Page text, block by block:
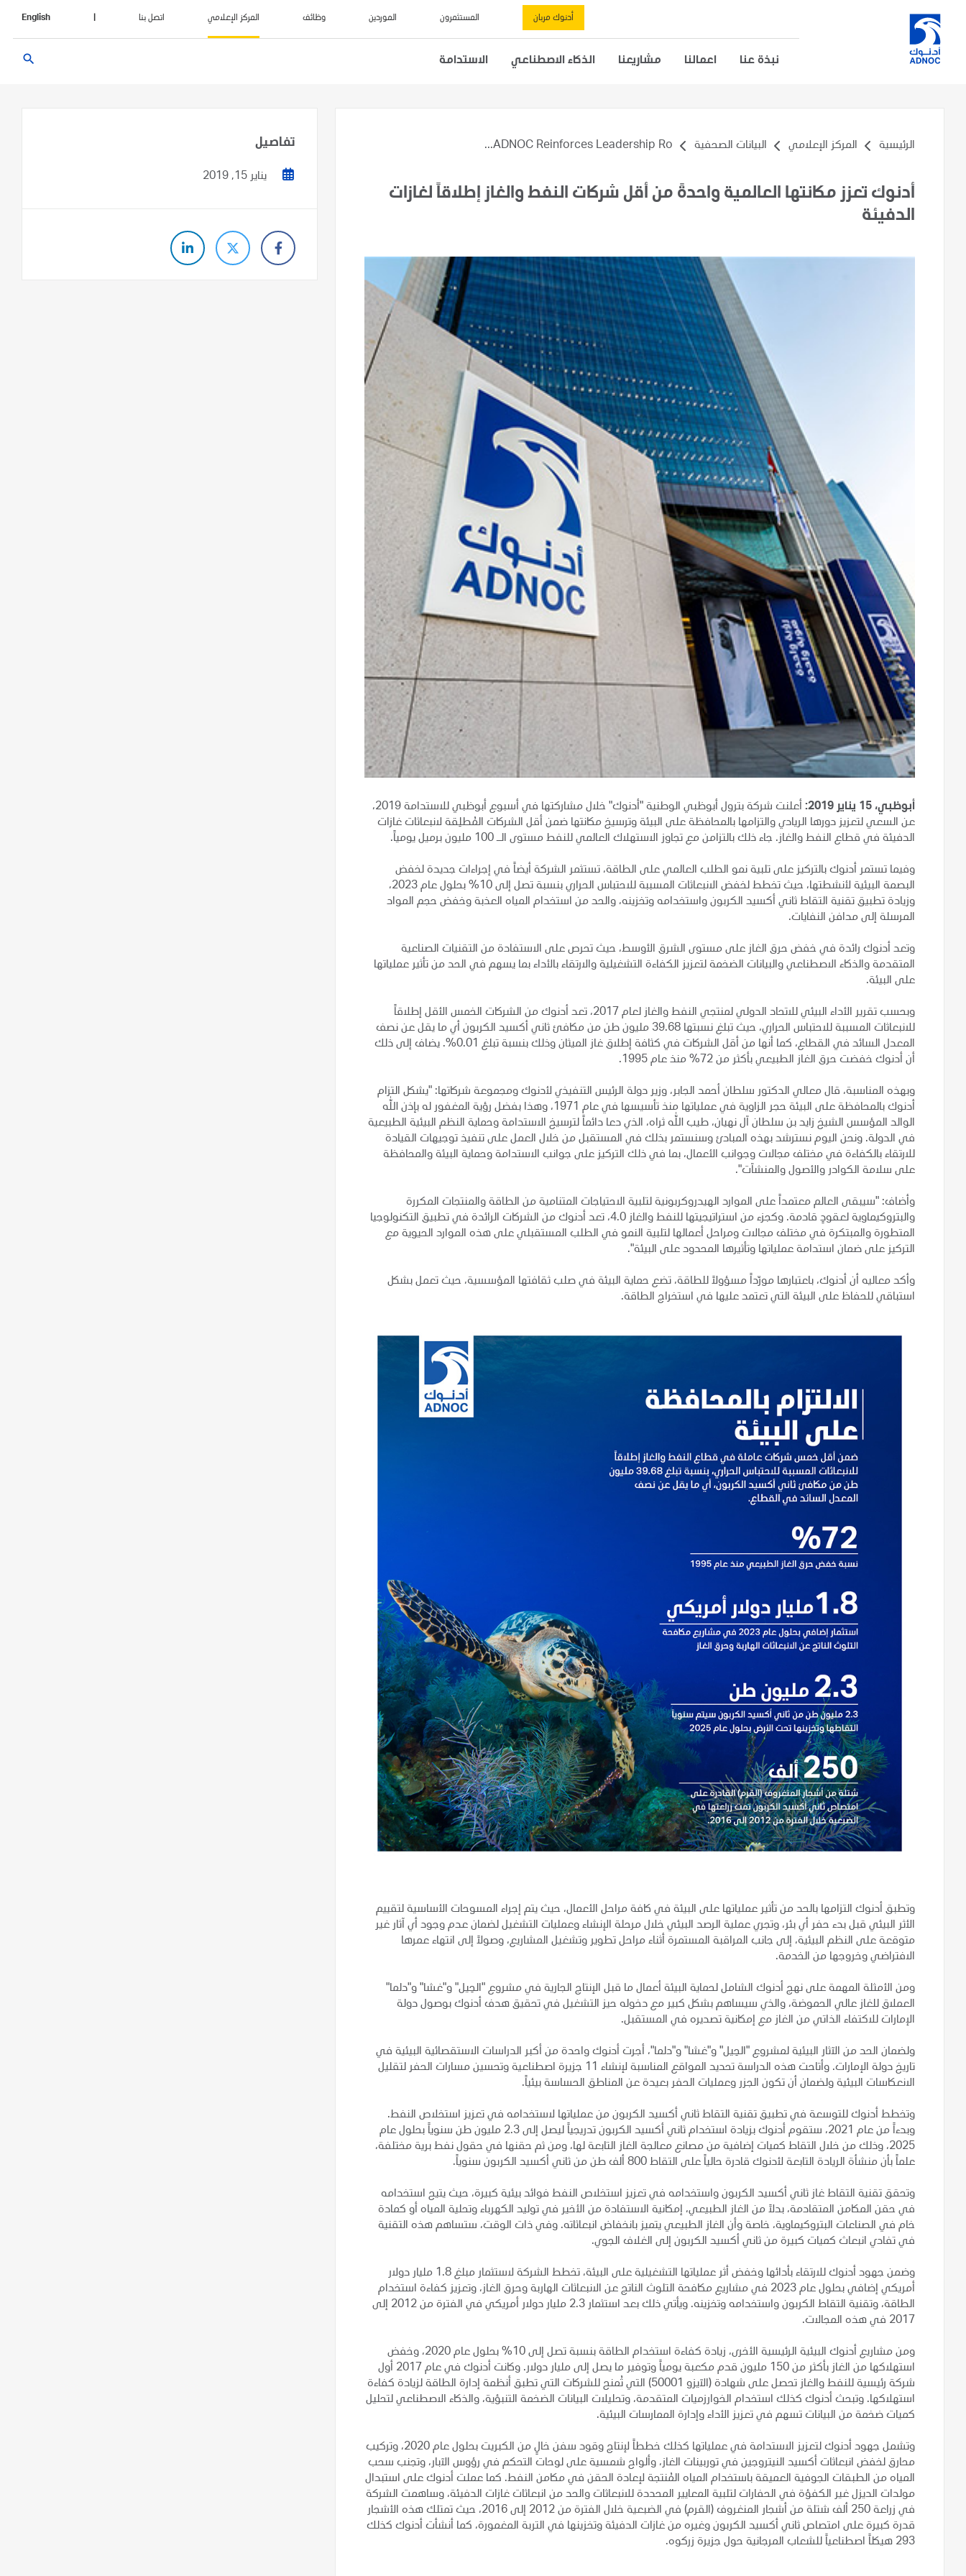
أدنوك مربان المستثمرون الموردين وظائف المركز الإعلامي اتصل بنا English
نبذة عنا اعمالنا مشاريعنا الذكاء الاصطناعي الاستدامة search
الرئيسية المركز الإعلامي البيانات الصحفية ADNOC Reinforces Leadership Ro...
أدنوك تعزز مكانتها العالمية واحدةً من أقل شركات النفط والغاز إطلاقاً لغازات
الدفيئة
أبوظبي، 15 يناير 2019:
أعلنت شركة بترول أبوظبي الوطنية "أدنوك" خلال مشاركتها في أسبوع أبوظبي للاستدامة 2019،
عن السعي لتعزيز دورها الريادي والتزامها بالمحافظة على البيئة وترسيخ مكانتها ضمن أقل الشركات المُطلِقة لانبعاثات غازات
الدفيئة في قطاع النفط والغاز. جاء ذلك بالتزامن مع تجاوز الاستهلاك العالمي للنفط مستوى الـ 100 مليون برميل يومياً.
وفيما تستمر أدنوك بالتركيز على تلبية نمو الطلب العالمي على الطاقة، تستثمر الشركة أيضاً في إجراءات جديدة لخفض
البصمة البيئية لأنشطتها، حيث تخطط لخفض الانبعاثات المسببة للاحتباس الحراري بنسبة تصل إلى 10% بحلول عام 2023،
وزيادة تطبيق تقنية التقاط ثاني أكسيد الكربون واستخدامه وتخزينه، والحد من استخدام المياه العذبة وخفض حجم المواد
المرسلة إلى مدافن النفايات.
وتعد أدنوك رائدة في خفض حرق الغاز على مستوى الشرق الأوسط، حيث تحرص على الاستفادة من التقنيات الصناعية
المتقدمة والذكاء الاصطناعي والبيانات الضخمة لتعزيز الكفاءة التشغيلية والارتقاء بالأداء بما يسهم في الحد من تأثير عملياتها
على البيئة.
وبحسب تقرير الأداء البيئي للاتحاد الدولي لمنتجي النفط والغاز لعام 2017، تعد أدنوك من الشركات الخمس الأقل إطلاقاً
للانبعاثات المسببة للاحتباس الحراري، حيث تبلغ نسبتها 39.68 مليون طن من مكافئ ثاني أكسيد الكربون أي ما يقل عن نصف
المعدل السائد في القطاع، كما أنها من أقل الشركات في كثافة إطلاق غاز الميثان وذلك بنسبة تبلغ 0.01%. يضاف إلى ذلك
أن أدنوك خفضت حرق الغاز الطبيعي بأكثر من 72% منذ عام 1995.
وبهذه المناسبة، قال معالي الدكتور سلطان أحمد الجابر، وزير دولة الرئيس التنفيذي لأدنوك ومجموعة شركاتها: "يشكل التزام
أدنوك بالمحافظة على البيئة حجر الزاوية في عملياتها منذ تأسيسها في عام 1971، وهذا بفضل رؤية المغفور له بإذن الله
الوالد المؤسس الشيخ زايد بن سلطان آل نهيان، طيب الله ثراه، الذي دعا دائماً لترسيخ الاستدامة وحماية النظم البيئية الطبيعية
في الدولة. ونحن اليوم نسترشد بهذه المبادئ وسنستمر بذلك في المستقبل من خلال العمل على تنفيذ توجيهات القيادة
للارتقاء بالكفاءة في مختلف مجالات وجوانب الأعمال، بما في ذلك التركيز على جوانب الاستدامة وحماية البيئة والمحافظة
على سلامة الكوادر والأصول والمنشآت".
وأضاف: "سيبقى العالم معتمداً على الموارد الهيدروكربونية لتلبية الاحتياجات المتنامية من الطاقة والمنتجات المكررة
والبتروكيماوية لعقودٍ قادمة. وكجزء من استراتيجيتها للنفط والغاز 4.0، تعد أدنوك من الشركات الرائدة في تطبيق التكنولوجيا
المتطورة والمبتكرة في مختلف مجالات ومراحل أعمالها لتلبية النمو في الطلب المستقبلي على هذه الموارد الحيوية مع
التركيز على ضمان استدامة عملياتها وتأثيرها المحدود على البيئة".
وأكد معاليه أن أدنوك، باعتبارها مورّداً مسؤولاً للطاقة، تضع حماية البيئة في صلب ثقافتها المؤسسية، حيث تعمل بشكل
استباقي للحفاظ على البيئة التي تعتمد عليها في استخراج الطاقة.
وتطبق أدنوك التزامها بالحد من تأثير عملياتها على البيئة في كافة مراحل الأعمال، حيث يتم إجراء المسوحات الأساسية لتقييم
الأثر البيئي قبل بدء حفر أي بئر، وتجري عملية الرصد البيئي خلال مرحلة الإنشاء وعمليات التشغيل لضمان عدم وجود أي آثار غير
متوقعة على النظم البيئية، إلى جانب المراقبة المستمرة أثناء مراحل تطوير وتشغيل المشاريع، وصولاً إلى انتهاء عمرها
الافتراضي وخروجها من الخدمة.
ومن الأمثلة المهمة على نهج أدنوك الشامل لحماية البيئة أعمال ما قبل الإنتاج الجارية في مشروع "الحِيل" و"غشا" و"دلما"
العملاق للغاز عالي الحموضة، والذي سيساهم بشكل كبير مع دخوله حيز التشغيل في تحقيق هدف أدنوك بوصول دولة
الإمارات للاكتفاء الذاتي من الغاز مع إمكانية تصديره في المستقبل.
ولضمان الحد من الآثار البيئية لمشروع "الحِيل" و"غشا" و"دلما"، أجرت أدنوك واحدة من أكبر الدراسات الاستقصائية البيئية في
تاريخ دولة الإمارات. وأتاحت هذه الدراسة تحديد المواقع المناسبة لإنشاء 11 جزيرة اصطناعية وتحسين مسارات الحفر لتقليل
الانعكاسات البيئية ولضمان أن تكون الجزر وعمليات الحفر بعيدة عن المناطق الحساسة بيئياً.
وتخطط أدنوك للتوسعة في تطبيق تقنية التقاط ثاني أكسيد الكربون من عملياتها لاستخدامه في تعزيز استخلاص النفط.
وبدءاً من عام 2021، ستقوم أدنوك بزيادة استخدام ثاني أكسيد الكربون تدريجياً ليصل إلى 2.3 مليون طن سنوياً بحلول عام
2025، وذلك من خلال التقاط كميات إضافية من مصانع معالجة الغاز التابعة لها، ومن ثم حقنها في حقول نفط برية مختلفة،
علماً بأن منشأة الريادة التابعة لأدنوك قادرة حالياً على التقاط 800 ألف طن من ثاني أكسيد الكربون سنوياً.
وتحقق تقنية التقاط غاز ثاني أكسيد الكربون واستخدامه في تعزيز استخلاص النفط فوائد بيئية كبيرة، حيث يتيح استخدامه
في حقن المكامن المتقادمة، بدلاً من الغاز الطبيعي، إمكانية الاستفادة من الأخير في توليد الكهرباء وتحلية المياه أو كمادة
خام في الصناعات البتروكيماوية، خاصة وأن الغاز الطبيعي يتميز بانخفاض انبعاثاته. وفي ذات الوقت، ستساهم هذه التقنية
في تفادي انبعاث كميات كبيرة من ثاني أكسيد الكربون إلى الغلاف الجوي.
وضمن جهود أدنوك للارتقاء بأدائها وخفض أثر عملياتها التشغيلية على البيئة، تخطط الشركة لاستثمار مبلغ 1.8 مليار دولار
أمريكي إضافي بحلول عام 2023 في مشاريع مكافحة التلوث الناتج عن الانبعاثات الهاربة وحرق الغاز، وتعزيز كفاءة استخدام
الطاقة، وتقنية التقاط الكربون واستخدامه وتخزينه. ويأتي ذلك بعد استثمار 2.3 مليار دولار أمريكي في الفترة من 2012 إلى
2017 في هذه المجالات.
ومن مشاريع أدنوك البيئية الرئيسية الأخرى، زيادة كفاءة استخدام الطاقة بنسبة تصل إلى 10% بحلول عام 2020، وخفض
استهلاكها من الغاز بأكثر من 150 مليون قدم مكعبة يومياً وتوفير ما يصل إلى مليار دولار. وكانت أدنوك في عام 2017 أول
شركة رئيسية للنفط والغاز تحصل على شهادة (الآيزو 50001) التي تُمنح للشركات التي تطبق أنظمة إدارة الطاقة لزيادة كفاءة
استهلاكها. وتبحث أدنوك كذلك استخدام الخوارزميات المتقدمة، وتحليلات البيانات الضخمة التنبؤية، والذكاء الاصطناعي لتحليل
كميات ضخمة من البيانات تسهم في تعزيز الأداء وإدارة الممارسات البيئية.
وتشمل جهود أدنوك لتعزيز الاستدامة في عملياتها كذلك خططاً لإنتاج وقود سفن خالٍ من الكبريت بحلول عام 2020، وتركيب
محارق لخفض انبعاثات أكسيد النيتروجين في توربينات الغاز، وألواح شمسية على لوحات التحكم في رؤوس الآبار، وتجنب سحب
المياه من الطبقات الجوفية العميقة باستخدام المياه المُنتجة لإعادة الحقن في مكامن النفط. كما عملت أدنوك على استبدال
مولدات الديزل غير الكفؤة في الحفارات لتلبية المعايير المحددة للانبعاثات والحد من انبعاثات غازات الدفيئة، وساهمت الشركة
في زراعة 250 ألف شتلة من أشجار المنغروف (القرم) في الضبعية خلال الفترة من 2012 إلى 2016، حيث تمتلك هذه الأشجار
قدرة كبيرة على امتصاص ثاني أكسيد الكربون وغيره من غازات الدفيئة وتخزينها في التربة المغمورة، كما أنشأت أدنوك كذلك
293 هيكلاً اصطناعياً للشعاب المرجانية حول جزيرة زركوه.
تفاصيل
يناير 15, 2019